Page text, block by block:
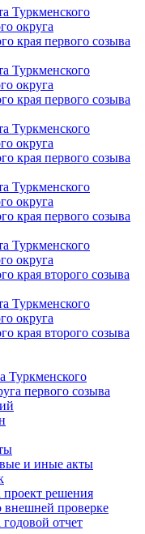
Туркменского
округа
края первого созыва
Туркменского
округа
края первого созыва
Туркменского
округа
края первого созыва
Туркменского
округа
края первого созыва
Туркменского
округа
края второго созыва
Туркменского
округа
края второго созыва
Туркменского
первого созыва
и иные акты
решения
внешней проверке
отчет